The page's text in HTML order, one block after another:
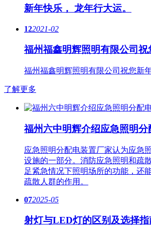
新年快乐， 龙年行大运。
122021-02
福州福鑫明辉照明有限公司祝
福州福鑫明辉照明有限公司祝您新
了解更多
福州六中明辉介绍应急照明分
应急照明分配电装置厂家认为应急
设施的一部分。消防应急照明和疏
足紧急情况下照明场所的功能，还
疏散人群的作用。
072025-05
射灯与LED灯的区别及选择指